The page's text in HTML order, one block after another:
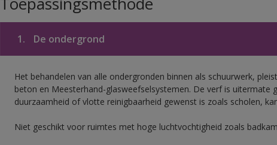
1. De ondergrond
Het behandelen van alle ondergronden binnen als schuurwerk,
beton en Meesterhand-glasweefselsystemen. De verf is uitermate
duurzaamheid of vlotte reinigbaarheid gewenst is zoals scholen,
Niet geschikt voor ruimtes met hoge luchtvochtigheid zoals